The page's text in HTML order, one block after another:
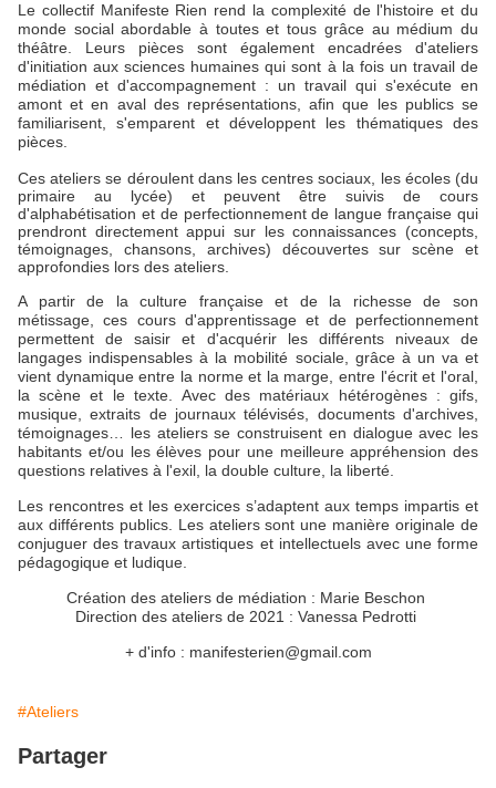
Le collectif Manifeste Rien rend la complexité de l'histoire et du
monde social abordable à toutes et tous grâce au médium du
théâtre. Leurs pièces sont également encadrées d'ateliers
d'initiation aux sciences humaines qui sont à la fois un travail de
médiation et d'accompagnement : un travail qui s'exécute en
amont et en aval des représentations, afin que les publics se
familiarisent, s'emparent et développent les thématiques des
pièces.
Ces ateliers se déroulent dans les centres sociaux, les écoles (du
primaire au lycée) et peuvent être suivis de cours
d'alphabétisation et de perfectionnement de langue française qui
prendront directement appui sur les connaissances (concepts,
témoignages, chansons, archives) découvertes sur scène et
approfondies lors des ateliers.
A partir de la culture française et de la richesse de son
métissage, ces cours d'apprentissage et de perfectionnement
permettent de saisir et d'acquérir les différents niveaux de
langages indispensables à la mobilité sociale, grâce à un va et
vient dynamique entre la norme et la marge, entre l'écrit et l'oral,
la scène et le texte. Avec des matériaux hétérogènes : gifs,
musique, extraits de journaux télévisés, documents d'archives,
témoignages… les ateliers se construisent en dialogue avec les
habitants et/ou les élèves pour une meilleure appréhension des
questions relatives à l'exil, la double culture, la liberté.
Les rencontres et les exercices s’adaptent aux temps impartis et
aux différents publics. Les ateliers sont une manière originale de
conjuguer des travaux artistiques et intellectuels avec une forme
pédagogique et ludique.
Création des ateliers de médiation : Marie Beschon
Direction des ateliers de 2021 : Vanessa Pedrotti
+ d'info : manifesterien@gmail.com
#Ateliers
Partager